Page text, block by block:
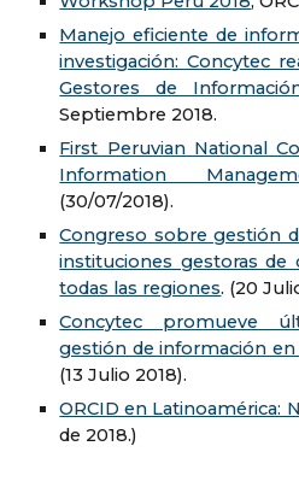
Manejo eficiente de
investigación: Concytec
Gestores de
Septiembre 2018.
First Peruvian National
Information
(30/07/2018).
Congreso sobre gestión
instituciones gestoras de
todas las regiones. (20
Concytec promueve
gestión de información en
(13 Julio 2018).
ORCID en Latinoamérica:
de 2018.)